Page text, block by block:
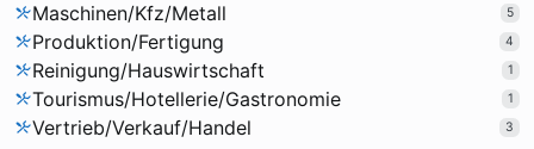
Maschinen/Kfz/Metall 5
Produktion/Fertigung 4
Reinigung/Hauswirtschaft 1
Tourismus/Hotellerie/Gastronomie 1
Vertrieb/Verkauf/Handel 3